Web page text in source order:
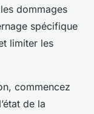
dommages
spécifique
limiter les
commencez
de la